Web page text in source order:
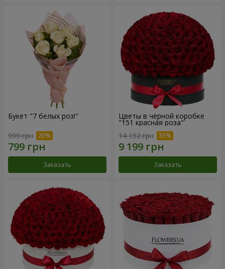
Букет "7 белых роз!"
999 грн
Заказать
Цветы в чёрной коробке
"151 красная роза"
14 152 грн
Заказать